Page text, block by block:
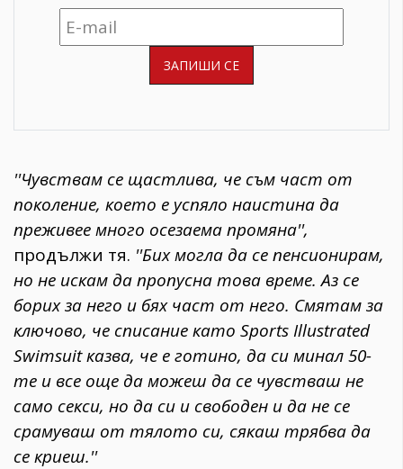
''Чувствам се щастлива, че съм част от
поколение, което е успяло наистина да
преживее много осезаема промяна'',
продължи тя. ''Бих могла да се пенсионирам,
но не искам да пропусна това време. Аз се
борих за него и бях част от него. Смятам за
ключово, че списание като Sports Illustrated
Swimsuit казва, че е готино, да си минал 50-
те и все още да можеш да се чувстваш не
само секси, но да си и свободен и да не се
срамуваш от тялото си, сякаш трябва да
се криеш.''